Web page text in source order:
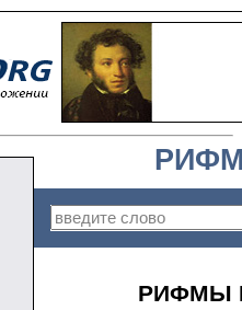
РИФМЫ